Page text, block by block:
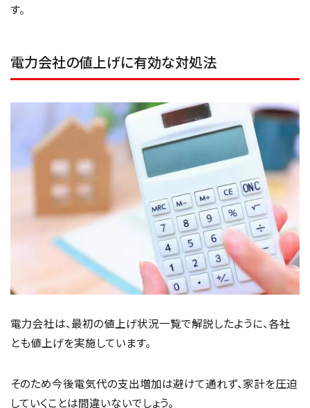
す。
電力会社の値上げに有効な対処法
電力会社は、最初の値上げ状況一覧で解説したように、各社
とも値上げを実施しています。
そのため今後電気代の支出増加は避けて通れず、家計を圧迫
していくことは間違いないでしょう。